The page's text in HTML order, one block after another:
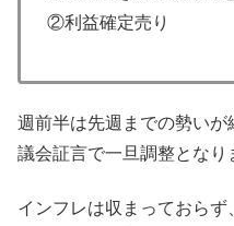
②利益確定売り
週前半は先週までの勢い
議会証言で一旦調整となり
インフレは収まっておら